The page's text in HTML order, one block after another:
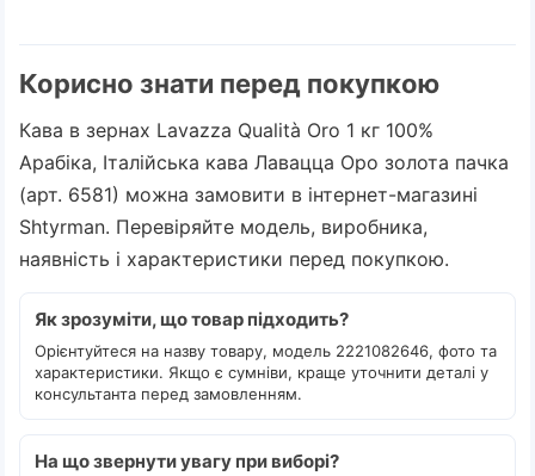
Корисно знати перед покупкою
Кава в зернах Lavazza Qualità Oro 1 кг 100%
Арабіка, Італійська кава Лавацца Оро золота пачка
(арт. 6581) можна замовити в інтернет-магазині
Shtyrman. Перевіряйте модель, виробника,
наявність і характеристики перед покупкою.
Як зрозуміти, що товар підходить?
Орієнтуйтеся на назву товару, модель 2221082646, фото та
характеристики. Якщо є сумніви, краще уточнити деталі у
консультанта перед замовленням.
На що звернути увагу при виборі?